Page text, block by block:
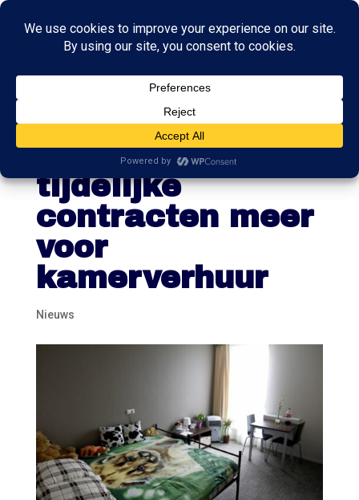
Tweede Kamer:
ook geen
tijdelijke
contracten meer
voor
kamerverhuur
Nieuws